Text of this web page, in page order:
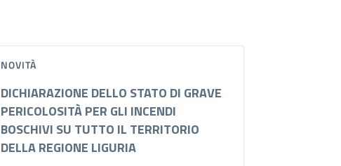
NOVITÀ
DICHIARAZIONE DELLO STATO DI GRAVE
PERICOLOSITÀ PER GLI INCENDI
BOSCHIVI SU TUTTO IL TERRITORIO
DELLA REGIONE LIGURIA